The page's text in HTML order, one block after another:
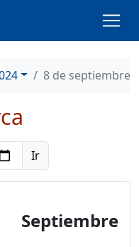
8 de septiembre
Septiembre